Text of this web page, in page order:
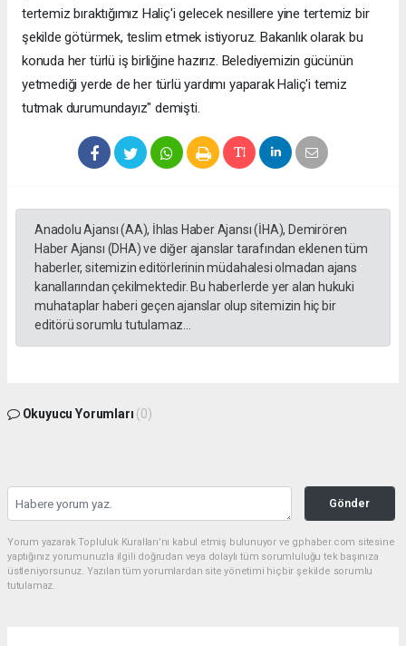
tertemiz bıraktığımız Haliç'i gelecek nesillere yine tertemiz bir
şekilde götürmek, teslim etmek istiyoruz. Bakanlık olarak bu
konuda her türlü iş birliğine hazırız. Belediyemizin gücünün
yetmediği yerde de her türlü yardımı yaparak Haliç'i temiz
tutmak durumundayız" demişti.
Anadolu Ajansı (AA), İhlas Haber Ajansı (İHA), Demirören
Haber Ajansı (DHA) ve diğer ajanslar tarafından eklenen tüm
haberler, sitemizin editörlerinin müdahalesi olmadan ajans
kanallarından çekilmektedir. Bu haberlerde yer alan hukuki
muhataplar haberi geçen ajanslar olup sitemizin hiç bir
editörü sorumlu tutulamaz...
Okuyucu Yorumları (0)
Gönder
Yorum yazarak Topluluk Kuralları’nı kabul etmiş bulunuyor ve gphaber.com sitesine
yaptığınız yorumunuzla ilgili doğrudan veya dolaylı tüm sorumluluğu tek başınıza
üstleniyorsunuz. Yazılan tüm yorumlardan site yönetimi hiçbir şekilde sorumlu
tutulamaz.